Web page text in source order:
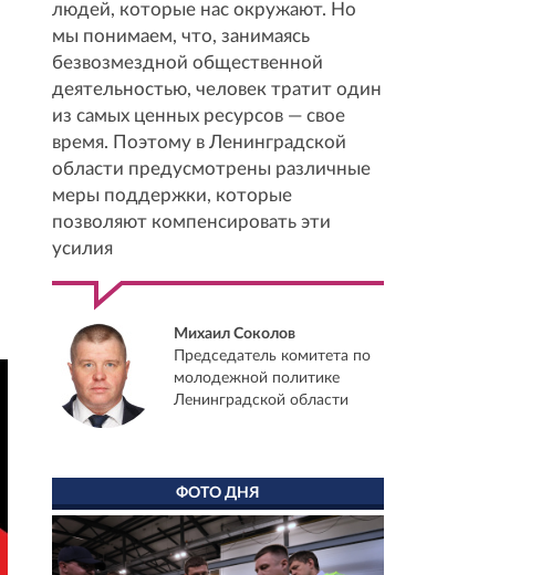
людей, которые нас окружают. Но
мы понимаем, что, занимаясь
безвозмездной общественной
деятельностью, человек тратит один
из самых ценных ресурсов — свое
время. Поэтому в Ленинградской
области предусмотрены различные
меры поддержки, которые
позволяют компенсировать эти
усилия
Михаил Соколов
Председатель комитета по
молодежной политике
Ленинградской области
ФОТО ДНЯ